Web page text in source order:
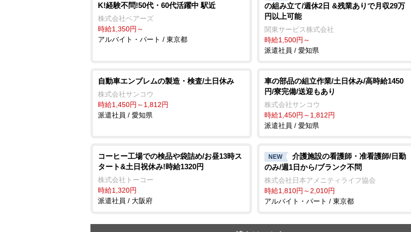
K!経験不問!50代・60代活躍中 駅近
株式会社ベアーズ
時給1,350円～
アルバイト・パート / 東京都
の組み立て/週休2日 &残業ありで月収29万
円以上可能
関東サービス株式会社
時給1,500円～
派遣社員 / 愛知県
自動車エンブレムの製造・検査/土日休み
株式会社サンコウ
時給1,450円～1,812円
派遣社員 / 愛知県
車の部品の組立作業/土日休み/高時給1450
円/寮完備/送迎もあり
株式会社サンコウ
時給1,450円～1,812円
派遣社員 / 愛知県
コーヒー工場での検品や袋詰め/お昼13時ス
タート&土日祝休み!時給1320円
株式会社トーコー
時給1,320円
派遣社員 / 大阪府
NEW
介護施設の看護師・准看護師/日勤
のみ/週1日から/ブランク不問
株式会社日本アメニティライフ協会
時給1,810円～2,010円
アルバイト・パート / 東京都